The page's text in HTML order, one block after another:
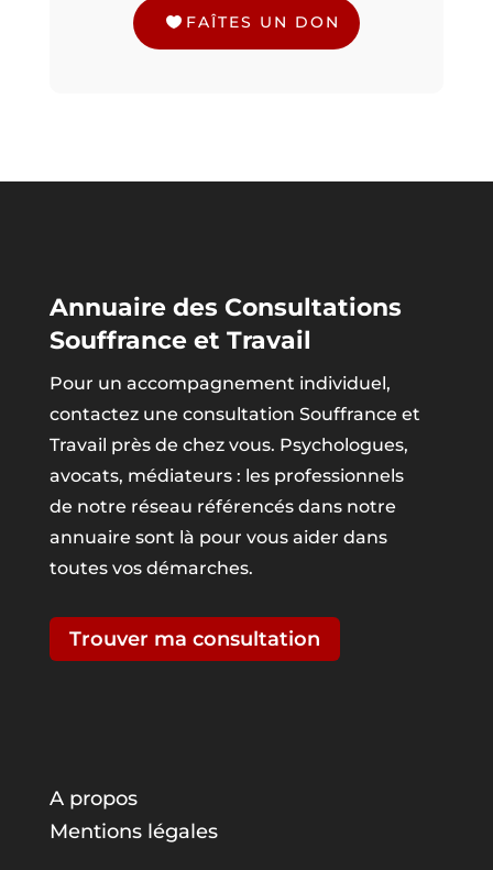
FAÎTES UN DON
Annuaire des Consultations
Souffrance et Travail
Pour un accompagnement individuel,
contactez une consultation Souffrance et
Travail près de chez vous. Psychologues,
avocats, médiateurs : les professionnels
de notre réseau référencés dans notre
annuaire sont là pour vous aider dans
toutes vos démarches.
Trouver ma consultation
A propos
Mentions légales